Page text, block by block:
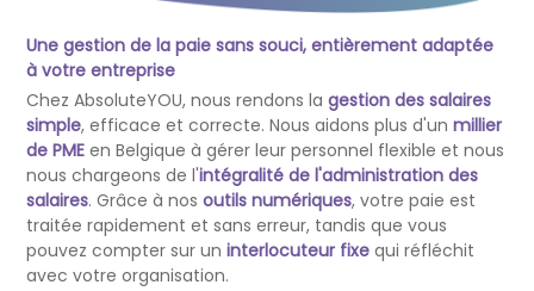
Une gestion de la paie sans souci, entièrement adaptée
à votre entreprise
Chez AbsoluteYOU, nous rendons lagestion des salaires
simple, efficace et correcte. Nous aidons plus d'unmillier
de PME en Belgique à gérer leur personnel flexible et nous
nous chargeons de l'intégralité de l'administration des
salaires. Grâce à nosoutils numériques, votre paie est
traitée rapidement et sans erreur, tandis que vous
pouvez compter sur uninterlocuteur fixe qui réfléchit
avec votre organisation.